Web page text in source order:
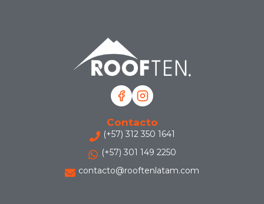
Contacto
(+57) 312 350 1641
(+57) 301 149 2250
contacto@rooftenlatam.com